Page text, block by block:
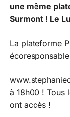
une même
Surmont ! Le
La plateforme
écoresponsable
à 18h00 ! Tous
ont accès !